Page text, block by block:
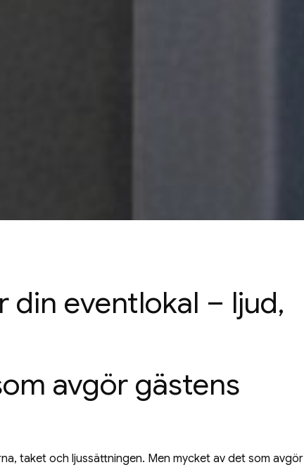
eventlokal – ljud,
avgör gästens
taket och ljussättningen. Men mycket av det som avgör